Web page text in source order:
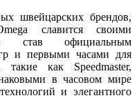
швейцарских брендов,
славится своими
став официальным
и первыми часами для
как Speedmaster,
в часовом мире
и элегантного